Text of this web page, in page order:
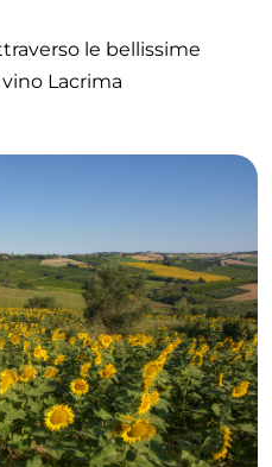
le bellissime
Lacrima